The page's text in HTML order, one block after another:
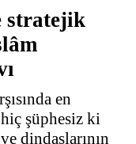
stratejik
en
şüphesiz ki
dindaşlarının